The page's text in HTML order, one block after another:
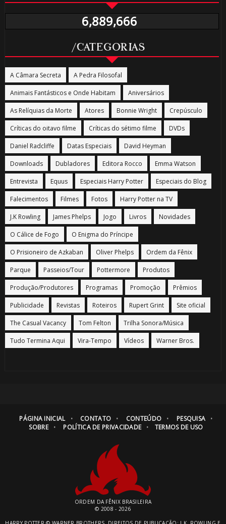
6,889,666
/CATEGORIAS
A Câmara Secreta A Pedra Filosofal
Animais Fantásticos e Onde Habitam Aniversários
As Relíquias da Morte Atores Bonnie Wright Crepúsculo
Críticas do oitavo filme Críticas do sétimo filme DVDs
Daniel Radcliffe Datas Especiais David Heyman
Downloads Dubladores Editora Rocco Emma Watson
Entrevista Equus Especiais Harry Potter Especiais do Blog
Falecimentos Filmes Fotos Harry Potter na TV
J.K Rowling James Phelps Jogo Livros Novidades
O Cálice de Fogo O Enigma do Príncipe
O Prisioneiro de Azkaban Oliver Phelps Ordem da Fênix
Parque Passeios/Tour Pottermore Produtos
Produção/Produtores Programas Promoção Prêmios
Publicidade Revistas Roteiros Rupert Grint Site oficial
The Casual Vacancy Tom Felton Trilha Sonora/Música
Tudo Termina Aqui Vira-Tempo Vídeos Warner Bros.
PÁGINA INICIAL CONTATO CONTEÚDO
PESQUISA
SOBRE
POLÍTICA DE PRIVACIDADE TERMOS DE USO
ORDEM DA FÊNIX BRASILEIRA
© 2008 - 2026